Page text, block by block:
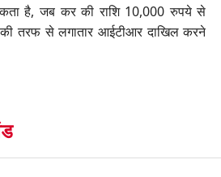
है, जब कर की राशि 10,000 रुपये से
तरफ से लगातार आईटीआर दाखिल करने